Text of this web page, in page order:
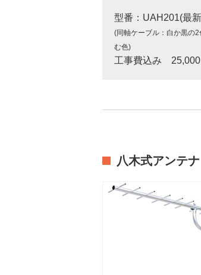
型番：UAH201(最
(同軸ケーブル：白か黒の
む色)
工事費込み 25,000
八木式アンテナ